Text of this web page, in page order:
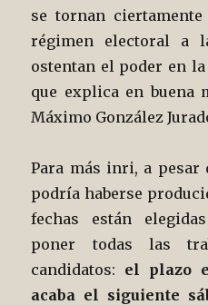
se tornan
régimen electoral a
ostentan el poder en
que explica en buena
Máximo González
Para más inri, a pesar
podría haberse
fechas están
poner todas las
candidatos: el plazo
acaba el siguiente